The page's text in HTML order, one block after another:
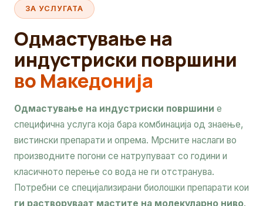
ЗА УСЛУГАТА
Одмастување на
индустриски површини
во Македонија
Одмастување на индустриски површини е
специфична услуга која бара комбинација од знаење,
вистински препарати и опрема. Мрсните наслаги во
производните погони се натрупуваат со години и
класичното перење со вода не ги отстранува.
Потребни се специјализирани биолошки препарати кои
ги растворуваат мастите на молекуларно ниво.